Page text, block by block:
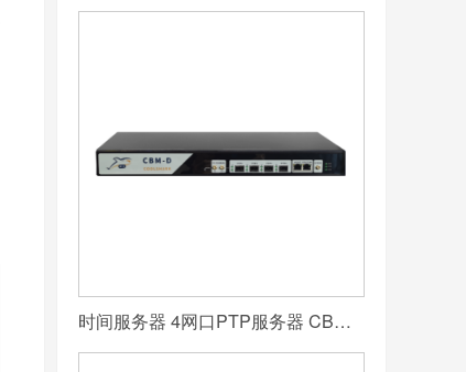
时间服务器 4网口PTP服务器 CBM-D-40